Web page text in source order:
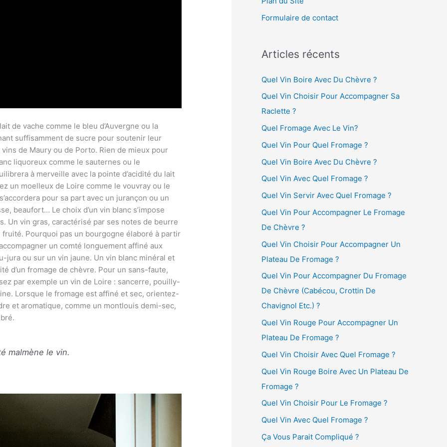
de vache comme le bleu d’Auvergne ou la
suffisamment de sucre pour soutenir leur
de Maury ou de Porto. Rien de mieux pour
liquoreux comme le sauternes ou le
à merveille avec la pointe d’acidité du lait
un moelleux de Loire comme le vouvray ou le
pour sa part avec un jurançon ou un
beaufort… Le choix d’un vin blanc s’impose
Un vin gras, caractérisé par ses notes de beurre
Pourquoi pas un bourgogne élaboré à partir
un comté longuement affiné aux
jura ou sur un vin jaune. Un vin blanc minéral et
d’un fromage de chèvre. Pour un sans-faute,
par exemple un vin de Loire : sancerre, pouilly-
Lorsque le fromage est affiné et sec, orientez-
et aromatique, comme un montlouis demi-sec,
malmène le vin.
:Formulaire de contact
Articles récents
Quel Vin Boire Avec Du Chèvre ?
Quel Vin Choisir Pour Accompagner Sa
Raclette ?
Quel Fromage Avec Le Vin?
Quel Vin Pour Quel Fromage ?
Quel Vin Boire Avec Du Chèvre ?
Quel Vin Avec Quel Fromage ?
Quel Vin Servir Avec Quel Fromage ?
Quel Vin Pour Accompagner Le Fromage
De Chèvre ?
Quel Vin Choisir Pour Accompagner Un
Plateau De Fromage ?
Quel Vin Pour Accompagner Du Fromage
De Chèvre (Cabécou, Crottin De
Chavignol Etc.) ?
Quel Vin Rouge Pour Accompagner Un
Plateau De Fromage ?
Quel Vin Choisir Avec Quel Fromage ?
Quel Vin Rouge Boire Avec Un Plateau De
Fromage ?
Quel Vin Choisir Pour Le Fromage ?
Quel Vin Avec Quel Fromage ?
Ça Vous Parait Compliqué ?